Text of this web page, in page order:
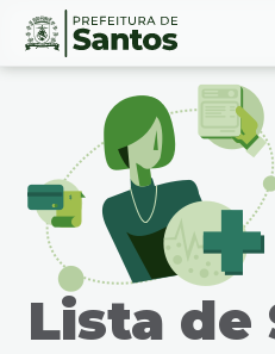
Ir
Conteúdo
Lista de